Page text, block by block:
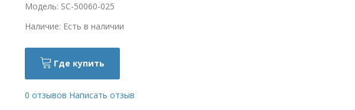
Модель: SC-50060-025
Наличие: Есть в наличии
Где купить
0 отзывов Написать отзыв